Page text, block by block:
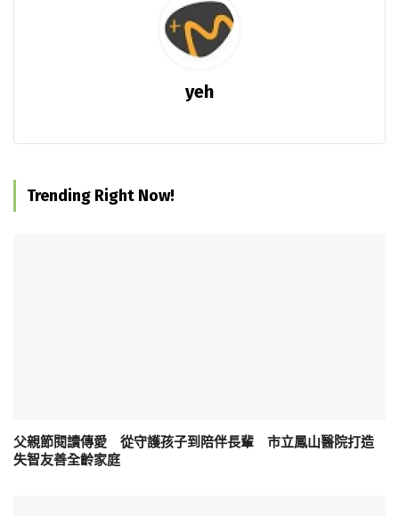
yeh
Trending Right Now!
父親節閱讀傳愛 從守護孩子到陪伴長輩 市立鳳山醫院打造
失智友善全齡家庭